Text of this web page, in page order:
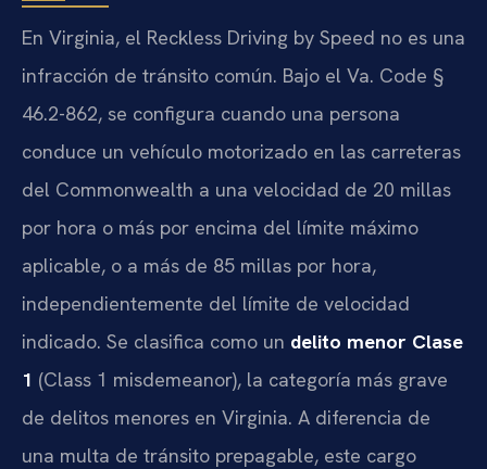
En Virginia, el Reckless Driving by Speed no es una
infracción de tránsito común. Bajo el Va. Code §
46.2-862, se configura cuando una persona
conduce un vehículo motorizado en las carreteras
del Commonwealth a una velocidad de 20 millas
por hora o más por encima del límite máximo
aplicable, o a más de 85 millas por hora,
independientemente del límite de velocidad
indicado. Se clasifica como un delito menor Clase
1 (Class 1 misdemeanor), la categoría más grave
de delitos menores en Virginia. A diferencia de
una multa de tránsito prepagable, este cargo